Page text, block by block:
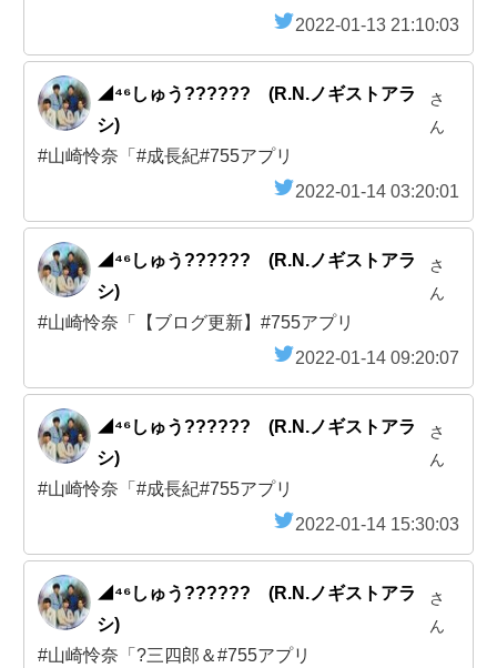
2022-01-13 21:10:03
◢⁴⁶しゅう?????? (R.N.ノギストアラ
シ)
さ
ん
#山崎怜奈「#成長紀#755アプリ
2022-01-14 03:20:01
◢⁴⁶しゅう?????? (R.N.ノギストアラ
シ)
さ
ん
#山崎怜奈「【ブログ更新】#755アプリ
2022-01-14 09:20:07
◢⁴⁶しゅう?????? (R.N.ノギストアラ
シ)
さ
ん
#山崎怜奈「#成長紀#755アプリ
2022-01-14 15:30:03
◢⁴⁶しゅう?????? (R.N.ノギストアラ
シ)
さ
ん
#山崎怜奈「?三四郎＆#755アプリ